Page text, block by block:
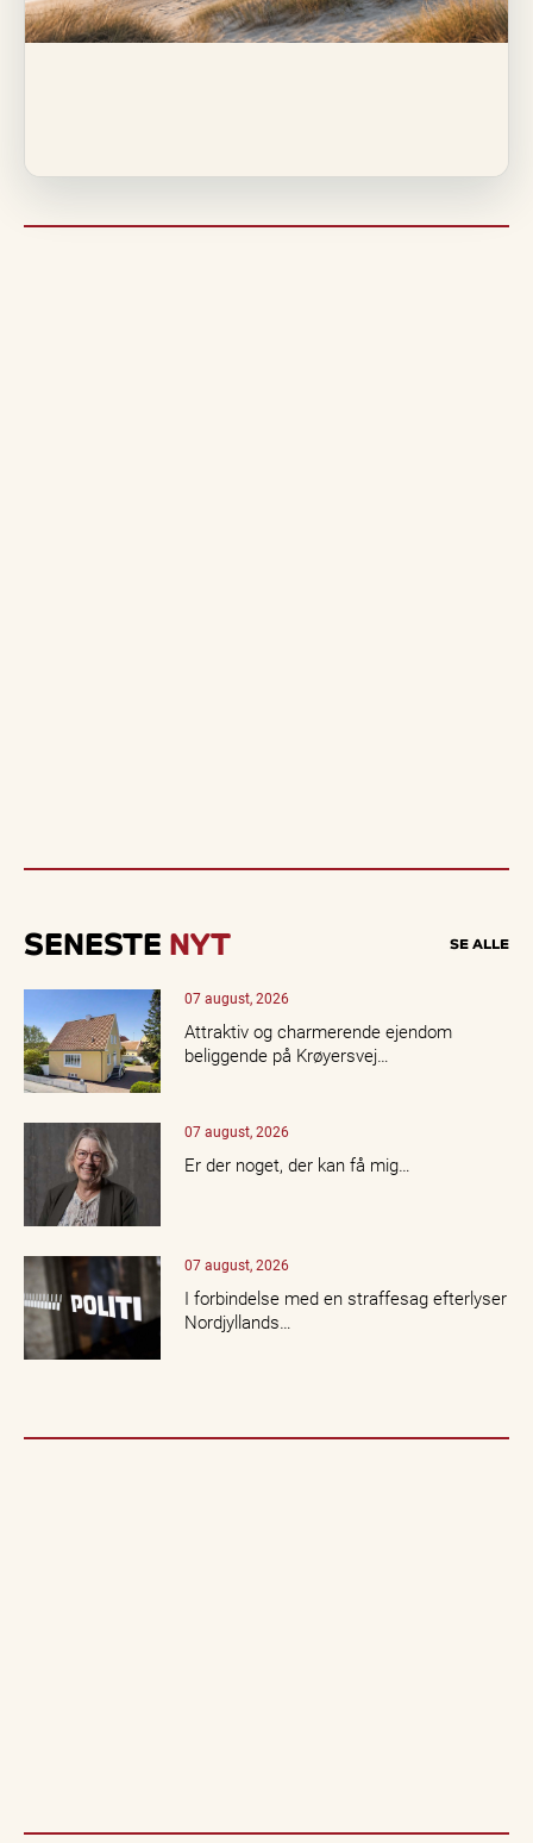
SENESTE NYT SE ALLE
07 august, 2026
Attraktiv og charmerende ejendom
beliggende på Krøyersvej…
07 august, 2026
Er der noget, der kan få mig…
07 august, 2026
I forbindelse med en straffesag efterlyser
Nordjyllands…